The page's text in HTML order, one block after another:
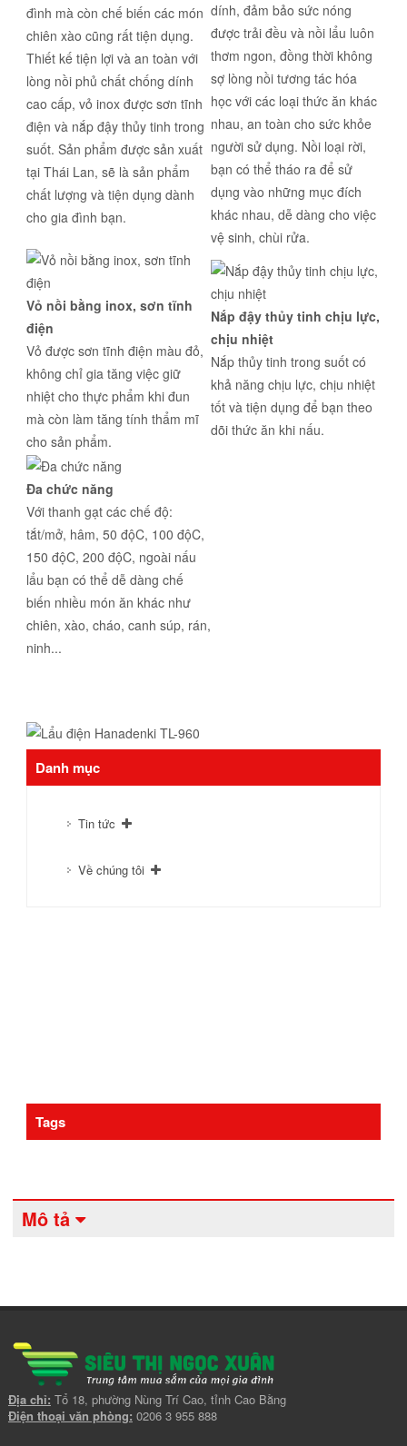
đình mà còn chế biến các món
chiên xào cũng rất tiện dụng.
Thiết kế tiện lợi và an toàn với
lòng nồi phủ chất chống dính
cao cấp, vỏ inox được sơn tĩnh
điện và nắp đậy thủy tinh trong
suốt. Sản phẩm được sản xuất
tại Thái Lan, sẽ là sản phẩm
chất lượng và tiện dụng dành
cho gia đình bạn.
dính, đảm bảo sức nóng
được trải đều và nồi lẩu luôn
thơm ngon, đồng thời không
sợ lòng nồi tương tác hóa
học với các loại thức ăn khác
nhau, an toàn cho sức khỏe
người sử dụng. Nồi loại rời,
bạn có thể tháo ra để sử
dụng vào những mục đích
khác nhau, dễ dàng cho việc
vệ sinh, chùi rửa.
Vỏ nồi bằng inox, sơn tĩnh
điện
Vỏ được sơn tĩnh điện màu đỏ,
không chỉ gia tăng việc giữ
nhiệt cho thực phẩm khi đun
mà còn làm tăng tính thẩm mĩ
cho sản phẩm.
Nắp đậy thủy tinh chịu lực,
chịu nhiệt
Nắp thủy tinh trong suốt có
khả năng chịu lực, chịu nhiệt
tốt và tiện dụng để bạn theo
dõi thức ăn khi nấu.
Đa chức năng
Với thanh gạt các chế độ:
tắt/mở, hâm, 50 độC, 100 độC,
150 độC, 200 độC, ngoài nấu
lẩu bạn có thể dễ dàng chế
biến nhiều món ăn khác như
chiên, xào, cháo, canh súp, rán,
ninh...
Danh mục
Tin tức
Về chúng tôi
Tags
Mô tả
Địa chỉ: Tổ 18, phường Nùng Trí Cao, tỉnh Cao Bằng
Điện thoại văn phòng: 0206 3 955 888